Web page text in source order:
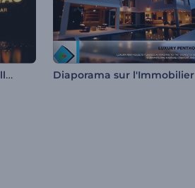
Intro arbre à particules scintillantes Diaporama sur l'Immobilier